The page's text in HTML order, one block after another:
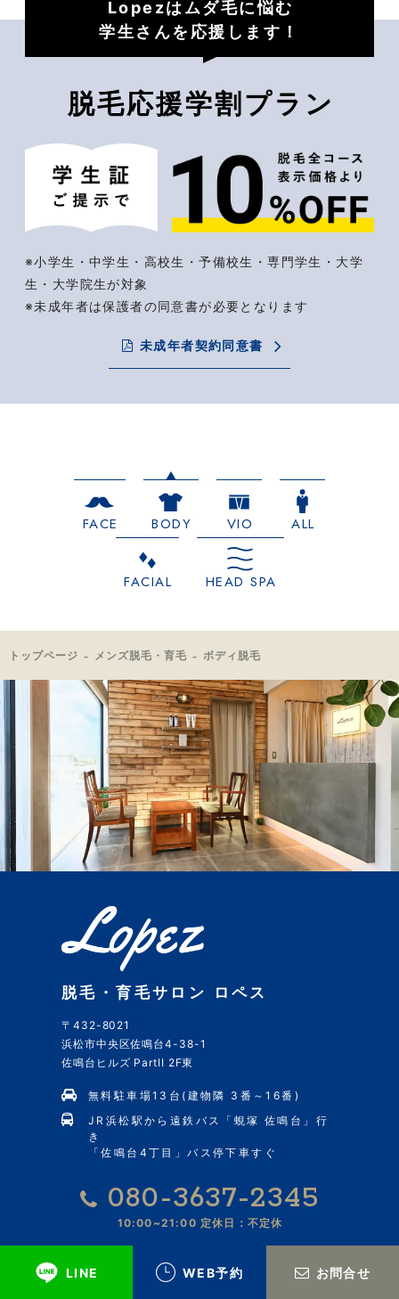
Lopezはムダ毛に悩む
学生さんを応援します！
脱毛応援学割プラン
※小学生・中学生・高校生・予備校生・専門学生・大学
生・大学院生が対象
※未成年者は保護者の同意書が必要となります
未成年者契約同意書
FACE BODY VIO ALL
FACIAL HEAD SPA
トップページ メンズ脱毛・育毛 ボディ脱毛
LINE WEB予約 お問合せ
脱毛・育毛サロン ロペス
〒432-8021
浜松市中央区佐鳴台4-38-1
佐鳴台ヒルズ PartII 2F東
無料駐車場13台(建物隣 3番～16番)
JR浜松駅から遠鉄バス「蜆塚 佐鳴台」行
き
「佐鳴台4丁目」バス停下車すぐ
080-3637-2345
10:00~21:00 定休日：不定休
WEB予約 LINEで相談